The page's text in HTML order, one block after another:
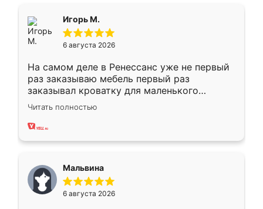
Игорь М.
6 августа 2026
На самом деле в Ренессанс уже не первый
раз заказываю мебель первый раз
заказывал кроватку для маленького
ребёнка при его рождении ,во второй раз
заказал шкаф-купе. По качеству очень
хорошее сборка достаточно быстрая,
меньше, здесь же он более разнообразный.
Мне нравится ,если что-то потребуется из
мебели буду заказывать только здесь.
Читать полностью
Мальвина
6 августа 2026